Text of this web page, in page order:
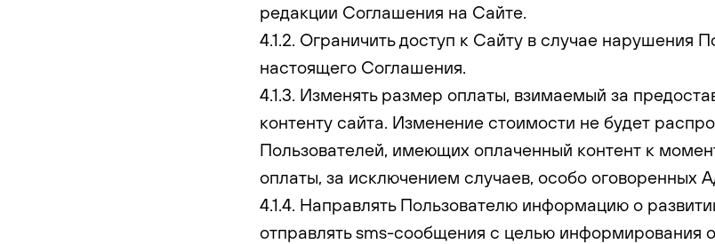
редакции Соглашения на Сайте.
4.1.2. Ограничить доступ к Сайту в случае нарушения
настоящего Соглашения.
4.1.3. Изменять размер оплаты, взимаемый за
контенту сайта. Изменение стоимости не будет
Пользователей, имеющих оплаченный контент к
оплаты, за исключением случаев, особо оговоренных
4.1.4. Направлять Пользователю информацию о
отправлять sms-сообщения с целью информирования